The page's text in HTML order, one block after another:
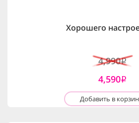
Хорошего
4,990i
4,590i
Добавить в